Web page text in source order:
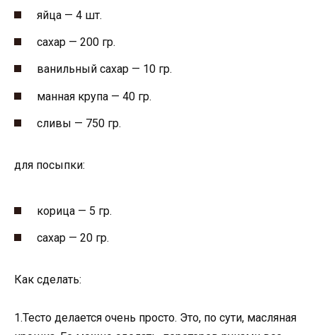
яйца — 4 шт.
сахар — 200 гр.
ванильный сахар — 10 гр.
манная крупа — 40 гр.
сливы — 750 гр.
для посыпки:
корица — 5 гр.
сахар — 20 гр.
Как сделать:
1.Тесто делается очень просто. Это, по сути, масляная